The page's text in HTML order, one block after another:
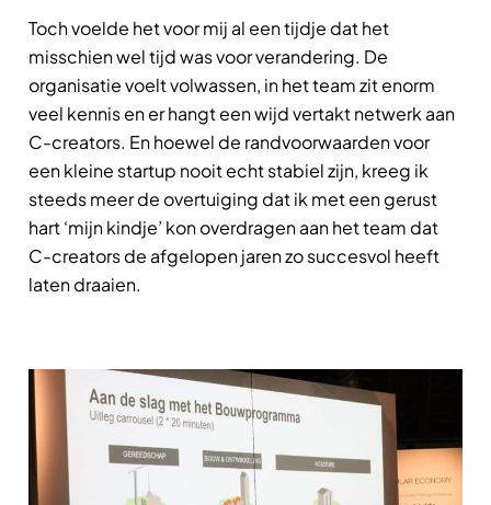
Toch voelde het voor mij al een tijdje dat het
misschien wel tijd was voor verandering. De
organisatie voelt volwassen, in het team zit enorm
veel kennis en er hangt een wijd vertakt netwerk aan
C-creators. En hoewel de randvoorwaarden voor
een kleine startup nooit echt stabiel zijn, kreeg ik
steeds meer de overtuiging dat ik met een gerust
hart ‘mijn kindje’ kon overdragen aan het team dat
C-creators de afgelopen jaren zo succesvol heeft
laten draaien.